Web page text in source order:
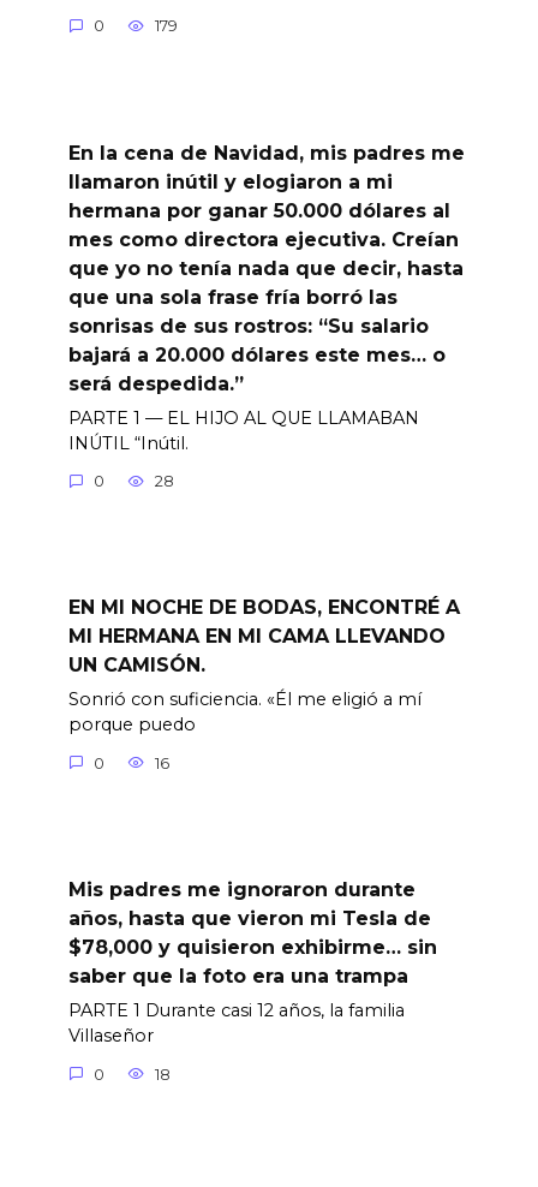
0 179
En la cena de Navidad, mis padres me
llamaron inútil y elogiaron a mi
hermana por ganar 50.000 dólares al
mes como directora ejecutiva. Creían
que yo no tenía nada que decir, hasta
que una sola frase fría borró las
sonrisas de sus rostros: “Su salario
bajará a 20.000 dólares este mes… o
será despedida.”
PARTE 1 — EL HIJO AL QUE LLAMABAN
INÚTIL “Inútil.
0 28
EN MI NOCHE DE BODAS, ENCONTRÉ A
MI HERMANA EN MI CAMA LLEVANDO
UN CAMISÓN.
Sonrió con suficiencia. «Él me eligió a mí
porque puedo
0 16
Mis padres me ignoraron durante
años, hasta que vieron mi Tesla de
$78,000 y quisieron exhibirme… sin
saber que la foto era una trampa
PARTE 1 Durante casi 12 años, la familia
Villaseñor
0 18